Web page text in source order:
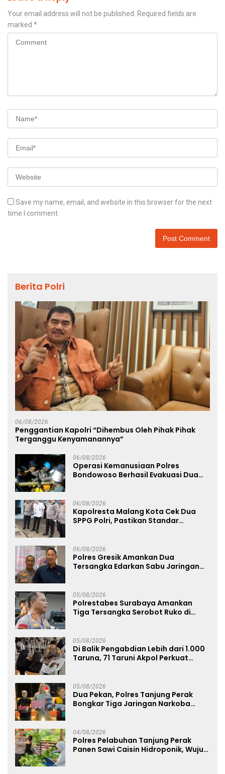
Your email address will not be published.
Required fields are
marked *
Save my name, email, and website in this browser for the next
time I comment.
Berita Polri
06/08/2026
Penggantian Kapolri “Dihembus Oleh Pihak Pihak
Terganggu Kenyamanannya”
06/08/2026
Operasi Kemanusiaan Polres
Bondowoso Berhasil Evakuasi Dua
06/08/2026
Kapolresta Malang Kota Cek Dua
SPPG Polri, Pastikan Standar
06/08/2026
Polres Gresik Amankan Dua
Tersangka Edarkan Sabu Jaringan
05/08/2026
Polrestabes Surabaya Amankan
Tiga Tersangka Serobot Ruko di
05/08/2026
Di Balik Pengabdian Lebih dari 1.000
Taruna, 71 Taruni Akpol Perkuat
05/08/2026
Dua Pekan, Polres Tanjung Perak
Bongkar Tiga Jaringan Narkoba
04/08/2026
Polres Pelabuhan Tanjung Perak
Panen Sawi Caisin Hidroponik, Wujud